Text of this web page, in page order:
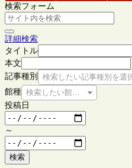
検索フォーム
詳細検索
タイトル
本文
記事種別
検索したい記事種別を選
館種 検索したい館種を選択してくだ
投稿日
～
検索